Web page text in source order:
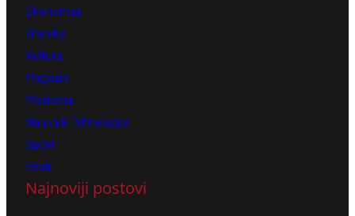
Ekonomija
Hronika
Kultura
Magazin
Medicina
Nauka & Tehnologija
Sport
Vesti
Najnoviji postovi